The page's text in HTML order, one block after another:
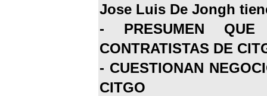
Jose Luis De Jongh
- PRESUMEN
CONTRATISTAS DE
- CUESTIONAN
CITGO